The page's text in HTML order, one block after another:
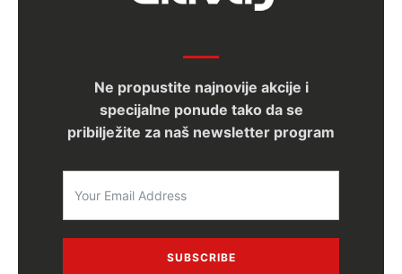
Ne propustite najnovije akcije i
specijalne ponude tako da se
pribilježite za naš newsletter program
SUBSCRIBE